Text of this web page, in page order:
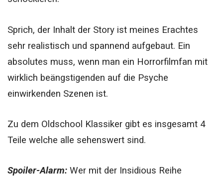
Sprich, der Inhalt der Story ist meines Erachtes
sehr realistisch und spannend aufgebaut. Ein
absolutes muss, wenn man ein Horrorfilmfan mit
wirklich beängstigenden auf die Psyche
einwirkenden Szenen ist.
Zu dem Oldschool Klassiker gibt es insgesamt 4
Teile welche alle sehenswert sind.
Spoiler-Alarm: Wer mit der Insidious Reihe